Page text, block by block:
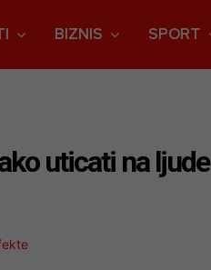
BIZNIS SPORT
uticati na